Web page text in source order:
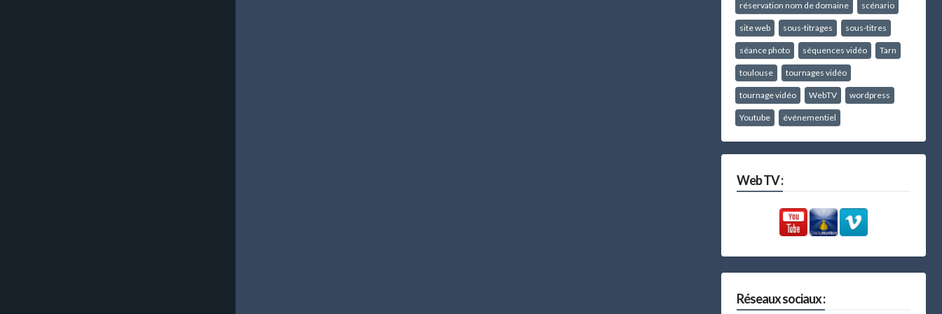
réservation nom de domaine scénario
site web sous-titrages sous-titres
séance photo séquences vidéo Tarn
toulouse tournages vidéo
tournage vidéo WebTV wordpress
Youtube événementiel
Web TV :
Réseaux sociaux :